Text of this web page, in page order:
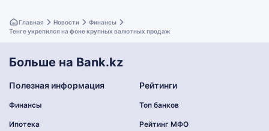
Главная Новости
Финансы
Тенге укрепился на фоне крупных валютных продаж
Больше на Bank.kz
Полезная информация
Финансы
Ипотека
Рейтинги
Топ банков
Рейтинг МФО